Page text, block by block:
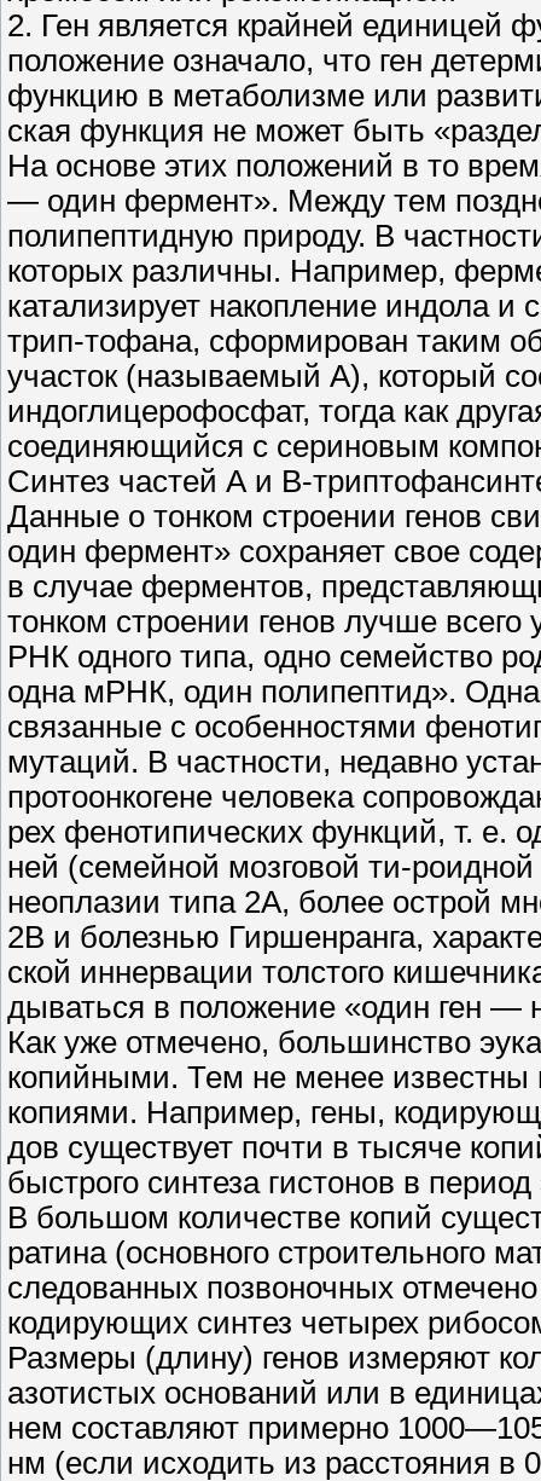
2. Ген является крайней единицей
положение означало, что ген
функцию в метаболизме или
ская функция не может быть
На основе этих положений в то
— один фермент». Между тем
полипептидную природу. В
которых различны. Например,
катализирует накопление индола
трип-тофана, сформирован таким
участок (называемый А), который
индоглицерофосфат, тогда как
соединяющийся с сериновым
Синтез частей А и В-
Данные о тонком строении генов
один фермент» сохраняет свое
в случае ферментов,
тонком строении генов лучше
РНК одного типа, одно семейство
одна мРНК, один полипептид».
связанные с особенностями
мутаций. В частности, недавно
протоонкогене человека
рех фенотипических функций, т. е.
ней (семейной мозговой ти-
неоплазии типа 2А, более острой
2В и болезнью Гиршенранга,
ской иннервации толстого
дываться в положение «один ген —
Как уже отмечено, большинство
копийными. Тем не менее
копиями. Например, гены,
дов существует почти в тысяче
быстрого синтеза гистонов в
В большом количестве копий
ратина (основного строительного
следованных позвоночных
кодирующих синтез четырех
Размеры (длину) генов измеряют
азотистых оснований или в
нем составляют примерно
нм (если исходить из расстояния